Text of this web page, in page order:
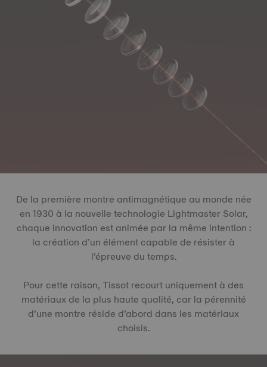
De la première montre antimagnétique au monde née
en 1930 à la nouvelle technologie Lightmaster Solar,
chaque innovation est animée par la même intention :
la création d’un élément capable de résister à
l’épreuve du temps.
Pour cette raison, Tissot recourt uniquement à des
matériaux de la plus haute qualité, car la pérennité
d’une montre réside d’abord dans les matériaux
choisis.